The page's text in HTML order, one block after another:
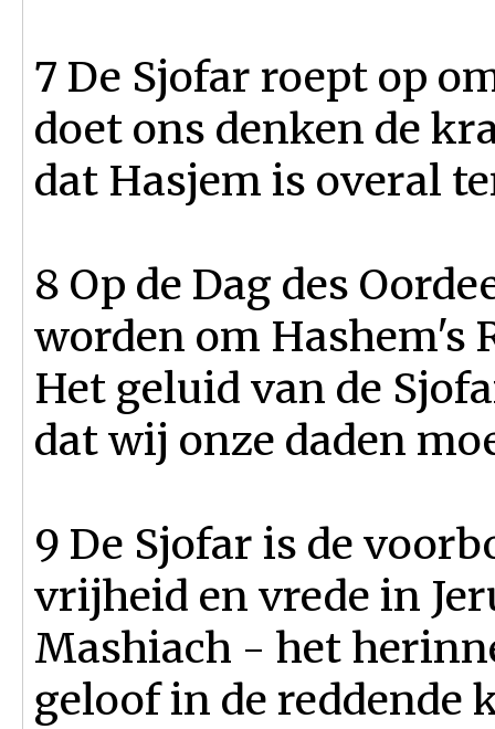
7 De Sjofar roept op
doet ons denken de
dat Hasjem is overal
8 Op de Dag des
worden om Hashem's
Het geluid van de
dat wij onze daden
9 De Sjofar is de
vrijheid en vrede in
Mashiach - het
geloof in de reddende